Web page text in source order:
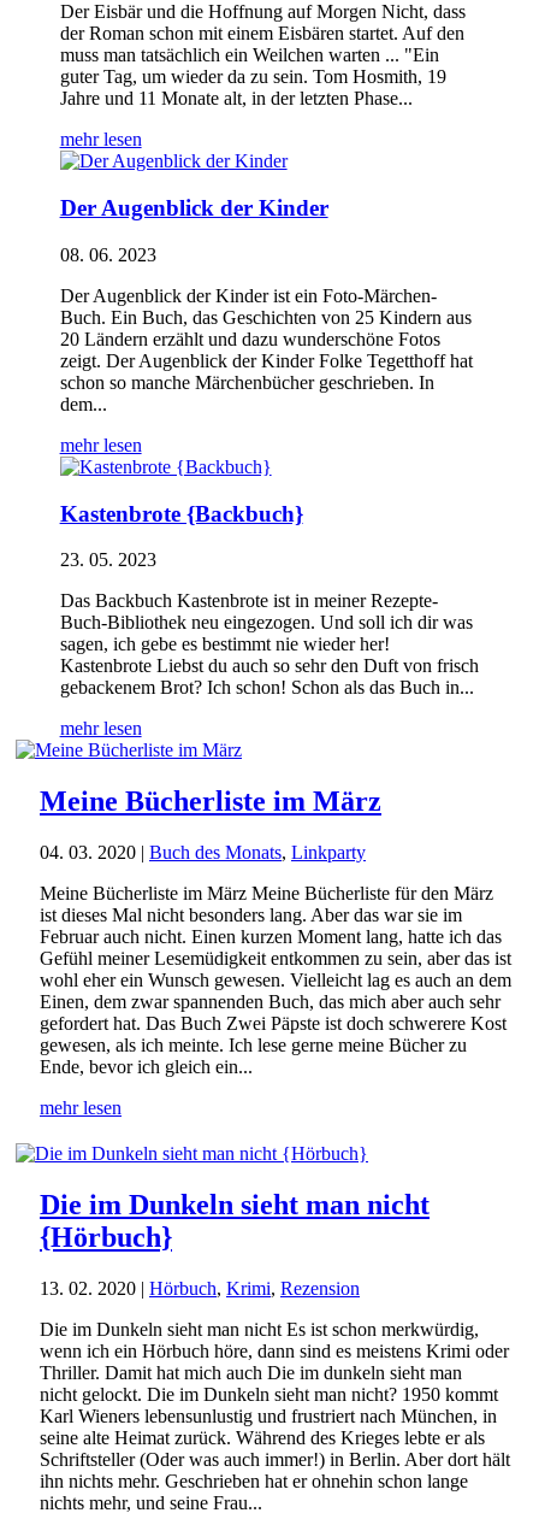
Der Eisbär und die Hoffnung auf Morgen Nicht, dass
der Roman schon mit einem Eisbären startet. Auf den
muss man tatsächlich ein Weilchen warten ... "Ein
guter Tag, um wieder da zu sein. Tom Hosmith, 19
Jahre und 11 Monate alt, in der letzten Phase...
mehr lesen
Der Augenblick der Kinder
08. 06. 2023
Der Augenblick der Kinder ist ein Foto-Märchen-
Buch. Ein Buch, das Geschichten von 25 Kindern aus
20 Ländern erzählt und dazu wunderschöne Fotos
zeigt. Der Augenblick der Kinder Folke Tegetthoff hat
schon so manche Märchenbücher geschrieben. In
dem...
mehr lesen
Kastenbrote {Backbuch}
23. 05. 2023
Das Backbuch Kastenbrote ist in meiner Rezepte-
Buch-Bibliothek neu eingezogen. Und soll ich dir was
sagen, ich gebe es bestimmt nie wieder her!
Kastenbrote Liebst du auch so sehr den Duft von frisch
gebackenem Brot? Ich schon! Schon als das Buch in...
mehr lesen
Meine Bücherliste im März
04. 03. 2020 | Buch des Monats, Linkparty
Meine Bücherliste im März Meine Bücherliste für den März
ist dieses Mal nicht besonders lang. Aber das war sie im
Februar auch nicht. Einen kurzen Moment lang, hatte ich das
Gefühl meiner Lesemüdigkeit entkommen zu sein, aber das ist
wohl eher ein Wunsch gewesen. Vielleicht lag es auch an dem
Einen, dem zwar spannenden Buch, das mich aber auch sehr
gefordert hat. Das Buch Zwei Päpste ist doch schwerere Kost
gewesen, als ich meinte. Ich lese gerne meine Bücher zu
Ende, bevor ich gleich ein...
mehr lesen
Die im Dunkeln sieht man nicht
{Hörbuch}
13. 02. 2020 | Hörbuch, Krimi, Rezension
Die im Dunkeln sieht man nicht Es ist schon merkwürdig,
wenn ich ein Hörbuch höre, dann sind es meistens Krimi oder
Thriller. Damit hat mich auch Die im dunkeln sieht man
nicht gelockt. Die im Dunkeln sieht man nicht? 1950 kommt
Karl Wieners lebensunlustig und frustriert nach München, in
seine alte Heimat zurück. Während des Krieges lebte er als
Schriftsteller (Oder was auch immer!) in Berlin. Aber dort hält
ihn nichts mehr. Geschrieben hat er ohnehin schon lange
nichts mehr, und seine Frau...